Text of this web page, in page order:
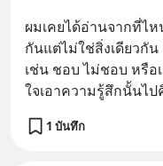
ผมเคยได้อ่านจากที่ไ
กันแต่ไม่ใช่สิ่งเดียวกั
เช่น ชอบ ไม่ชอบ หรือ
ใจเอาความรู้สึกนั้นไป
1 บันทึก